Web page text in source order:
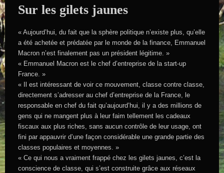
Sur les gilets jaunes
« Aujourd’hui, du fait que la sphère politique n’existe plus, qu’elle
a été achetée et prédatée par le monde de la finance, Emmanuel
Macron n’est finalement pas un président légitime. »
« Emmanuel Macron est le chef d’entreprise de la start-up
France. »
« Il est intéressant de voir ce mouvement, classe contre classe,
directement s’adresser au chef d’entreprise de la France, le
responsable en chef du fait qu’aujourd’hui, il y a des millions de
gens qui ne mangent plus à leur faim tellement les cadeaux
fiscaux aux plus riches, sans aucun contrôle de leur usage, ont
fini par appauvrir d’une façon considérable une grande partie des
classes populaires et moyennes. »
« Ce qui nous a vraiment frappé chez les gilets jaunes, c’est la
conscience de classe, qui s’est construite grâce aux réseaux